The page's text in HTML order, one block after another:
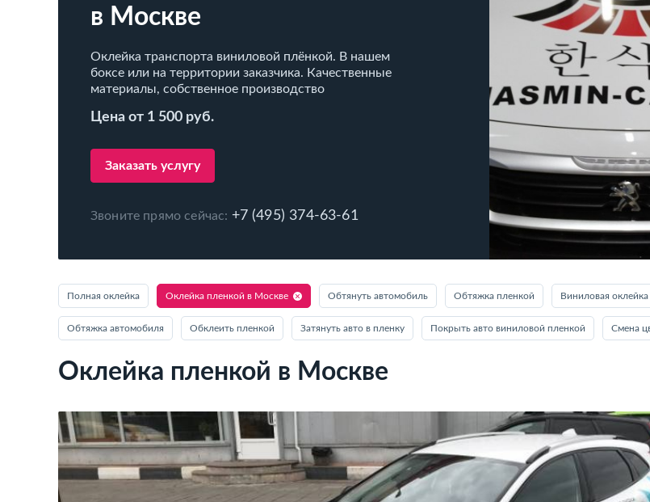
в Москве
Оклейка транспорта виниловой плёнкой. В нашем
боксе или на территории заказчика. Качественные
материалы, собственное производство
Цена от 1 500 руб.
Заказать услугу
Звоните прямо сейчас: +7 (495) 374-63-61
Полная оклейка Оклейка пленкой в Москве Обтянуть автомобиль Обтяжка пленкой Виниловая оклейка
Обтяжка автомобиля Обклеить пленкой Затянуть авто в пленку Покрыть авто виниловой пленкой Смена
Оклейка пленкой в Москве